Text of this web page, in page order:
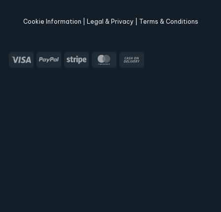
Cookie Information | Legal & Privacy | Terms & Conditions